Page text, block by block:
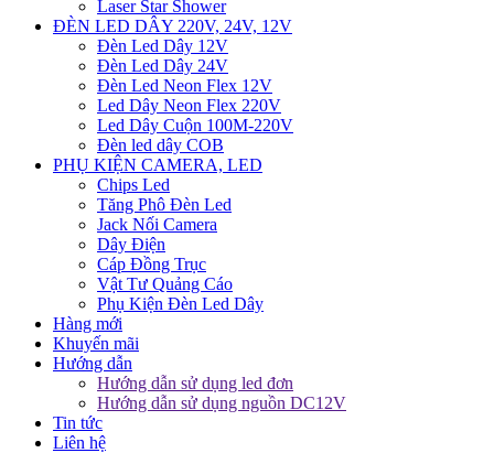
Laser Star Shower
ĐÈN LED DÂY 220V, 24V, 12V
Đèn Led Dây 12V
Đèn Led Dây 24V
Đèn Led Neon Flex 12V
Led Dây Neon Flex 220V
Led Dây Cuộn 100M-220V
Đèn led dây COB
PHỤ KIỆN CAMERA, LED
Chips Led
Tăng Phô Đèn Led
Jack Nối Camera
Dây Điện
Cáp Đồng Trục
Vật Tư Quảng Cáo
Phụ Kiện Đèn Led Dây
Hàng mới
Khuyến mãi
Hướng dẫn
Hướng dẫn sử dụng led đơn
Hướng dẫn sử dụng nguồn DC12V
Tin tức
Liên hệ